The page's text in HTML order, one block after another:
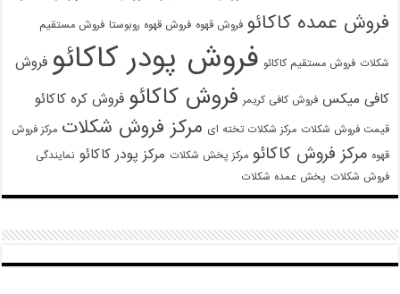
فروش عمده کاکائو فروش قهوه فروش قهوه روبوستا فروش مستقیم
شکلات فروش مستقیم کاکائو فروش پودر کاکائو فروش
کافی میکس فروش کافی کریمر فروش کاکائو فروش کره کاکائو
قیمت فروش شکلات مرکز شکلات تخته ای مرکز فروش شکلات مرکز فروش
قهوه مرکز فروش کاکائو مرکز پخش شکلات مرکز پودر کاکائو نمایندگی
فروش شکلات پخش عمده شکلات